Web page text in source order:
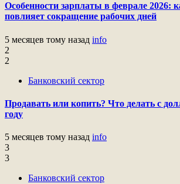
Особенности зарплаты в феврале 2026:
повлияет сокращение рабочих дней
5 месяцев тому назад info
2
2
Банковский сектор
Продавать или копить? Что делать с
году
5 месяцев тому назад info
3
3
Банковский сектор